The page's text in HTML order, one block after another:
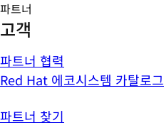
파트너
고객
파트너 협력
Red Hat 에코시스템 카탈로그
파트너 찾기